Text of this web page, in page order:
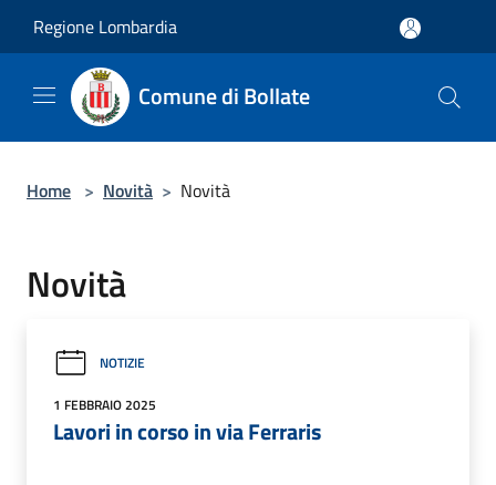
Regione Lombardia
Comune di Bollate
Home > Novità > Novità
Novità
NOTIZIE
1 FEBBRAIO 2025
Lavori in corso in via Ferraris